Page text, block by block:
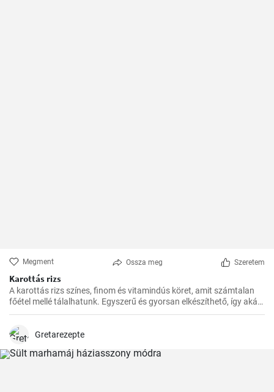
Megment Ossza meg Szeretem
Karottás rizs
A karottás rizs színes, finom és vitamindús köret, amit számtalan
főétel mellé tálalhatunk. Egyszerű és gyorsan elkészíthető, így akár
a rohanós hétköznapokon is bátran bevetésre kerülhet.
Gretarezepte